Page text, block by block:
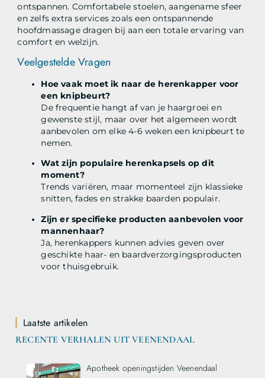
ontspannen. Comfortabele stoelen, aangename sfeer
en zelfs extra services zoals een ontspannende
hoofdmassage dragen bij aan een totale ervaring van
comfort en welzijn.
Veelgestelde Vragen
Hoe vaak moet ik naar de herenkapper voor
een knipbeurt?
De frequentie hangt af van je haargroei en
gewenste stijl, maar over het algemeen wordt
aanbevolen om elke 4-6 weken een knipbeurt te
nemen.
Wat zijn populaire herenkapsels op dit
moment?
Trends variëren, maar momenteel zijn klassieke
snitten, fades en strakke baarden populair.
Zijn er specifieke producten aanbevolen voor
mannenhaar?
Ja, herenkappers kunnen advies geven over
geschikte haar- en baardverzorgingsproducten
voor thuisgebruik.
Laatste artikelen
RECENTE VERHALEN UIT VEENENDAAL
Apotheek openingstijden Veenendaal